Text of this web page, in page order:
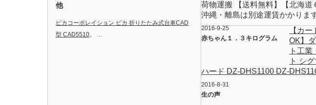
他
ピカコーポレイション ピカ 折りたたみ式台車CAD
型 CAD5510。 …
荷物運搬 【送料無料】【北海道
沖縄・離島は別途運賃かかります
2016-9-25
赤ちゃん１．３キログラム
【カ
OK】
ト工業
ト シ
ハード DZ-DHS1100 DZ-
2016-8-31
生の声